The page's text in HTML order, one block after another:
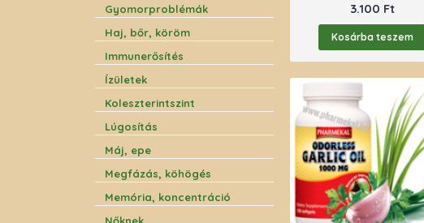
Gyomorproblémák
Haj, bőr, köröm
Immunerősítés
Ízületek
Koleszterintszint
Lúgosítás
Máj, epe
Megfázás, köhögés
Memória, koncentráció
3.100 Ft
Kosárba teszem